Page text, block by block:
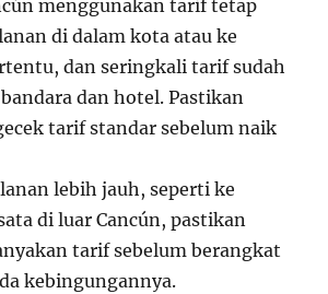
menggunakan tarif tetap
di dalam kota atau ke
dan seringkali tarif sudah
dan hotel. Pastikan
tarif standar sebelum naik
lebih jauh, seperti ke
di luar Cancún, pastikan
tarif sebelum berangkat
kebingungannya.